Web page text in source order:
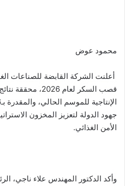
محمود عوض
أعلنت الشركة القابضة للصناعات
قصب السكر لعام
جهود الدولة لتعزيز المخزون
الأمن الغذائي.
وأكد الدكتور المهندس علاء ناجي،